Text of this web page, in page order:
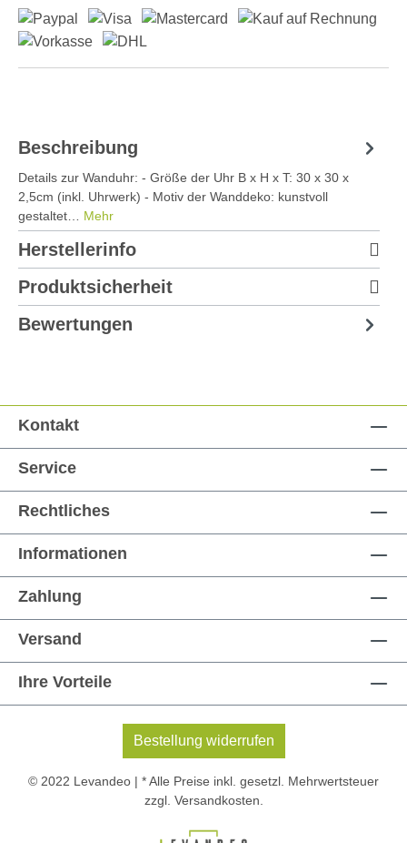
Beschreibung
Details zur Wanduhr: - Größe der Uhr B x H x T: 30 x 30 x
2,5cm (inkl. Uhrwerk) - Motiv der Wanddeko: kunstvoll
gestaltet… Mehr
Herstellerinfo
Produktsicherheit
Bewertungen
Kontakt
Service
Rechtliches
Informationen
Zahlung
Versand
Ihre Vorteile
Bestellung widerrufen
© 2022 Levandeo | * Alle Preise inkl. gesetzl. Mehrwertsteuer
zzgl. Versandkosten